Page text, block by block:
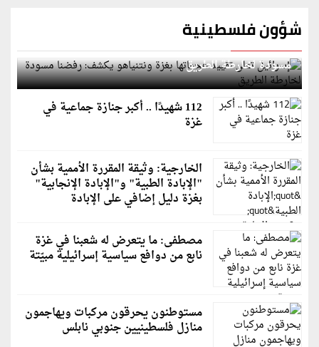
شؤون فلسطينية
إسرائيل تعلن تقييد هجماتها بغزة ونتنياهو يكشف: رفضنا
مسودة لخارطة الطريق
112 شهيدًا .. أكبر جنازة جماعية في
غزة
الخارجية: وثيقة المقررة الأممية بشأن
"الإبادة الطبية" و"الإبادة الإنجابية"
بغزة دليل إضافي على الإبادة
مصطفى: ما يتعرض له شعبنا في غزة
نابع من دوافع سياسية إسرائيلية مبيّتة
مستوطنون يحرقون مركبات ويهاجمون
منازل فلسطينيين جنوبي نابلس